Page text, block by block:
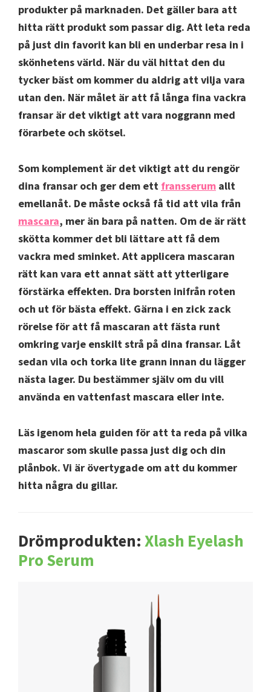
produkter på marknaden. Det gäller bara att
hitta rätt produkt som passar dig. Att leta reda
på just din favorit kan bli en underbar resa in i
skönhetens värld. När du väl hittat den du
tycker bäst om kommer du aldrig att vilja vara
utan den. När målet är att få långa fina vackra
fransar är det viktigt att vara noggrann med
förarbete och skötsel.
Som komplement är det viktigt att du rengör
dina fransar och ger dem ett fransserum allt
emellanåt. De måste också få tid att vila från
mascara, mer än bara på natten. Om de är rätt
skötta kommer det bli lättare att få dem
vackra med sminket. Att applicera mascaran
rätt kan vara ett annat sätt att ytterligare
förstärka effekten. Dra borsten inifrån roten
och ut för bästa effekt. Gärna i en zick zack
rörelse för att få mascaran att fästa runt
omkring varje enskilt strå på dina fransar. Låt
sedan vila och torka lite grann innan du lägger
nästa lager. Du bestämmer själv om du vill
använda en vattenfast mascara eller inte.
Läs igenom hela guiden för att ta reda på vilka
mascaror som skulle passa just dig och din
plånbok. Vi är övertygade om att du kommer
hitta några du gillar.
Drömprodukten: Xlash Eyelash
Pro Serum